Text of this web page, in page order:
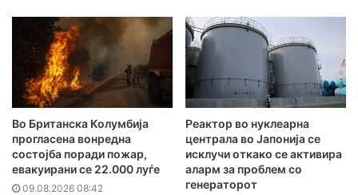
Во Британска Колумбија
прогласена вонредна
состојба поради пожар,
евакуирани се 22.000 луѓе
09.08.2026 08:42
Реактор во нуклеарна
централа во Јапонија се
исклучи откако се активира
аларм за проблем со
генераторот